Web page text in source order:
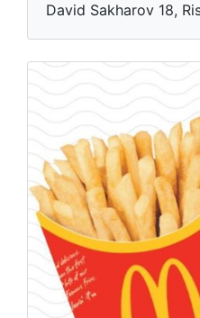
David Sakharov 18,